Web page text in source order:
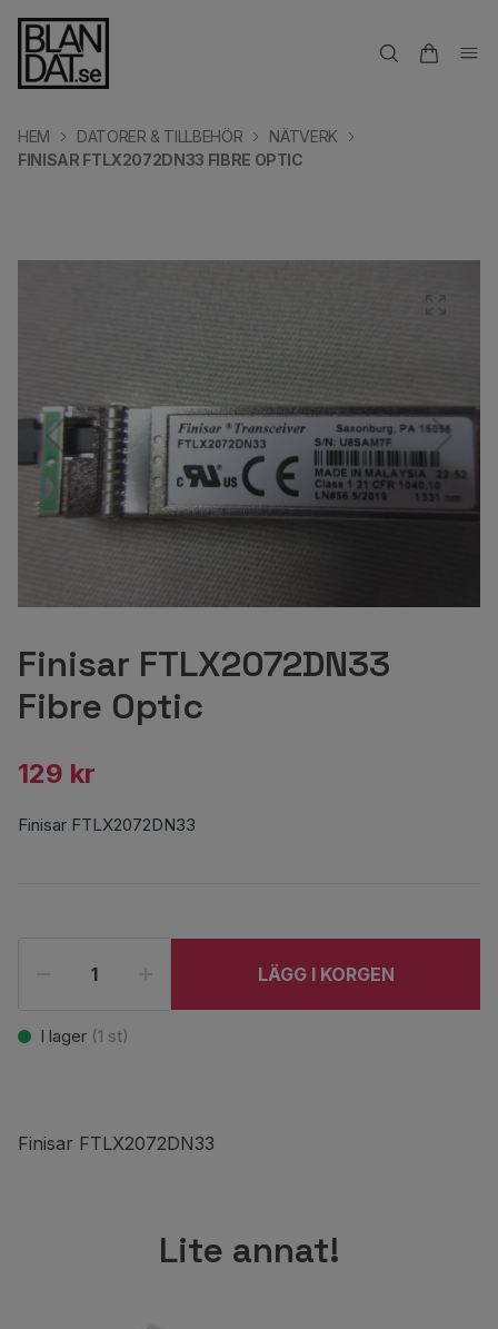
HEM DATORER & TILLBEHÖR
NÄTVERK
FINISAR FTLX2072DN33 FIBRE OPTIC
Finisar FTLX2072DN33
Fibre Optic
129 kr
Finisar FTLX2072DN33
LÄGG I KORGEN
I lager (1 st)
Finisar FTLX2072DN33
Lite annat!